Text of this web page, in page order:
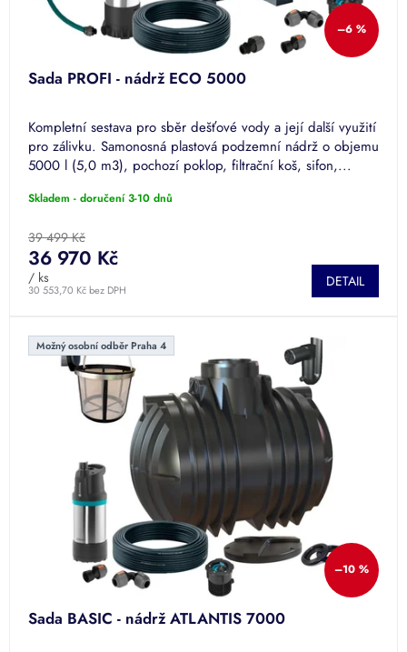
–6 %
Sada PROFI - nádrž ECO 5000
Kompletní sestava pro sběr dešťové vody a její další využití
pro zálivku. Samonosná plastová podzemní nádrž o objemu
5000 l (5,0 m3), pochozí poklop, filtrační koš, sifon,...
Skladem - doručení 3-10 dnů
39 499 Kč
30 553,70 Kč bez DPH
36 970 Kč
/ ks DETAIL
Možný osobní odběr Praha 4
–10 %
Sada BASIC - nádrž ATLANTIS 7000